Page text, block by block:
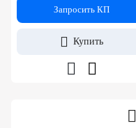
Запросить КП
Купить